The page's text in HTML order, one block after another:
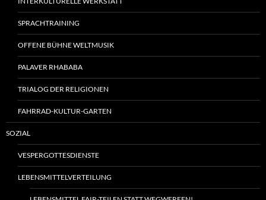
SPRACHTRAINING
OFFENE BÜHNE WELTMUSIK
PALAVER RHABABA
TRIALOG DER RELIGIONEN
FAHRRAD-KULTUR-GARTEN
SOZIAL
VESPERGOTTESDIENSTE
LEBENSMITTELVERTEILUNG